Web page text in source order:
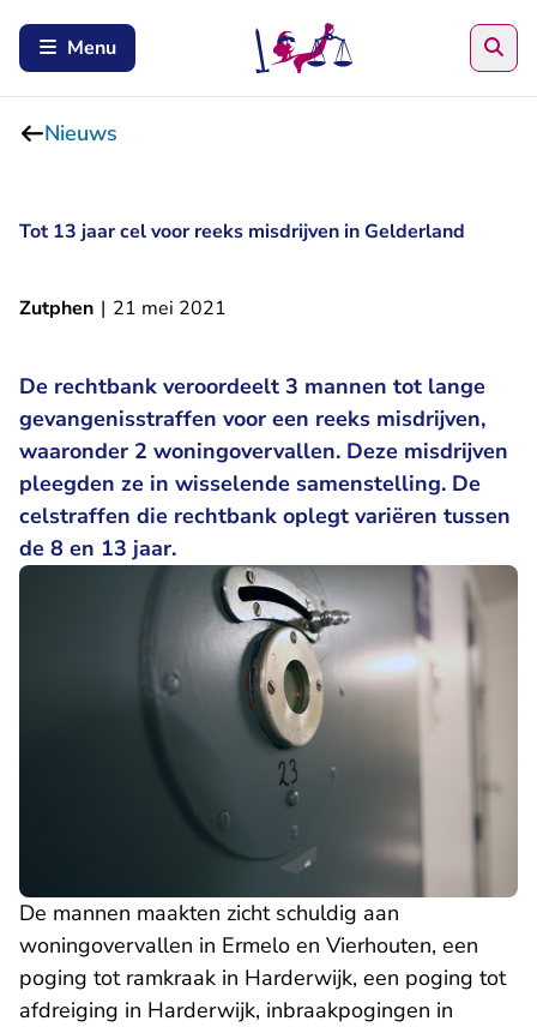
Menu
Nieuws
Tot 13 jaar cel voor reeks misdrijven in Gelderland
Zutphen | 21 mei 2021
De rechtbank veroordeelt 3 mannen tot lange
gevangenisstraffen voor een reeks misdrijven,
waaronder 2 woningovervallen. Deze misdrijven
pleegden ze in wisselende samenstelling. De
celstraffen die rechtbank oplegt variëren tussen
de 8 en 13 jaar.
De mannen maakten zicht schuldig aan
woningovervallen in Ermelo en Vierhouten, een
poging tot ramkraak in Harderwijk, een poging tot
afdreiging in Harderwijk, inbraakpogingen in